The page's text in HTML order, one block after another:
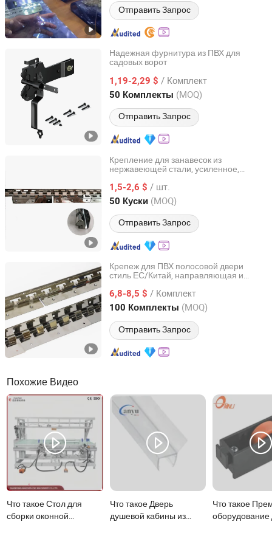
Отправить Запрос
Надежная фурнитура из ПВХ для
садовых ворот
1,19-2,29 $ / Комплект
50 Комплекты (MOQ)
Отправить Запрос
Hangzhou Jiansen Hardware Co., Ltd.
Zhejiang, China с 2022
Крепление для занавесок из
нержавеющей стали, усиленное,
фурнитура для занавесок
1,5-2,6 $ / шт.
50 Куски (MOQ)
Отправить Запрос
Hebei Yunpeng Machinery Export & Import Trading Co.,
Hebei, China с 2014
Крепеж для ПВХ полосовой двери
стиль ЕС/Китай, направляющая и
6,8-8,5 $ / Комплект
100 Комплекты (MOQ)
Отправить Запрос
Qingdao Zolo Hibest Co., Ltd.
Shandong, China с 2024
Похожие Видео
Что такое Стол для
сборки оконной
Что такое Дверь
душевой кабины из
Что такое
оборудование